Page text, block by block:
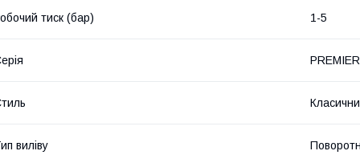
тиск (бар) 1-5
виліву